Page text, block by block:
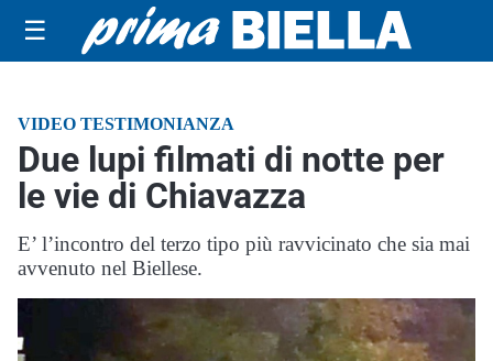
☰
VIDEO TESTIMONIANZA
Due lupi filmati di notte per
le vie di Chiavazza
E’ l’incontro del terzo tipo più ravvicinato che sia mai
avvenuto nel Biellese.